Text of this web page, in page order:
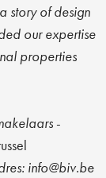
story of design
our expertise
properties
-
info@biv.be